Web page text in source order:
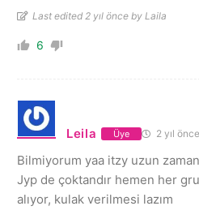
Last edited 2 yıl önce by Laila
6
Leila Üye 2 yıl önce
Bilmiyorum yaa itzy uzun
Jyp de çoktandır hemen her
alıyor, kulak verilmesi lazım